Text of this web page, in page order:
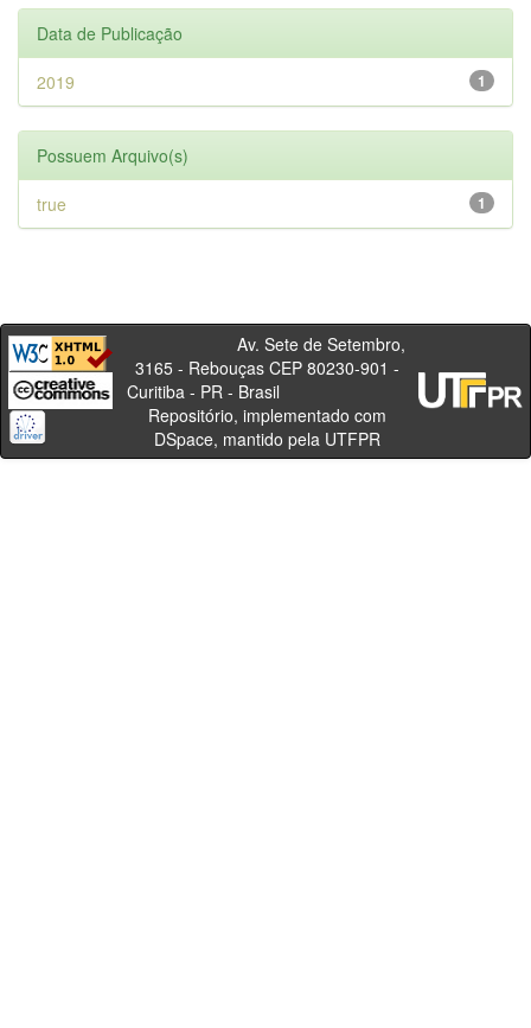
Data de Publicação
1
2019
Possuem Arquivo(s)
1
true
Av. Sete de Setembro,
3165 - Rebouças CEP 80230-901 -
Curitiba - PR - Brasil
Repositório, implementado com
DSpace, mantido pela UTFPR